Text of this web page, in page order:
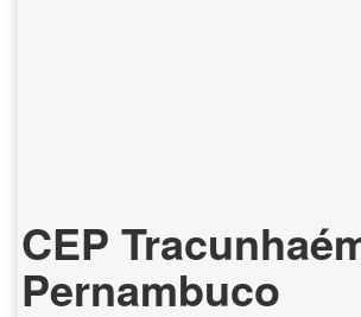
CEP
Pernambuco